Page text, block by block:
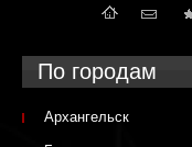
По городам
Архангельск